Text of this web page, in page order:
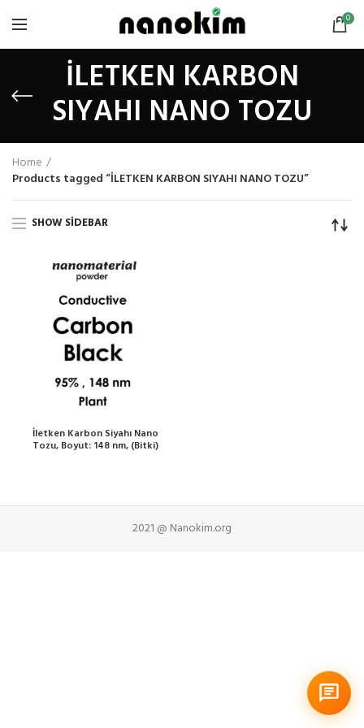
0
İLETKEN KARBON
SIYAHI NANO TOZU
Home
Products tagged “İLETKEN KARBON SIYAHI NANO TOZU”
SHOW SIDEBAR
İletken Karbon Siyahı Nano
Tozu, Boyut: 148 nm, (Bitki)
2021 @ Nanokim.org